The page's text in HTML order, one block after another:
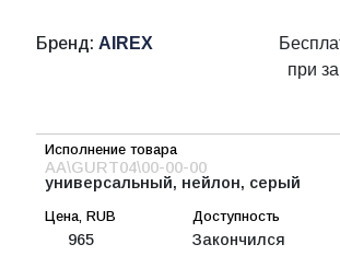
Бренд: AIREX
при
AA\GURT04\00-00-00
универсальный, нейлон, серый
965 Закончился